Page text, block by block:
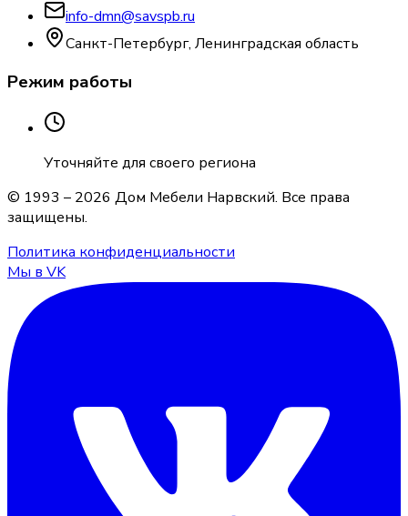
info-dmn@savspb.ru
Санкт-Петербург, Ленинградская область
Режим работы
Уточняйте для своего региона
© 1993 – 2026 Дом Мебели Нарвский. Все права
защищены.
Политика конфиденциальности
Мы в VK